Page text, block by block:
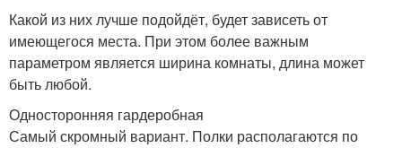
Какой из них лучше подойдёт, будет зависеть от
имеющегося места. При этом более важным
параметром является ширина комнаты, длина может
быть любой.
Односторонняя гардеробная
Самый скромный вариант. Полки располагаются по